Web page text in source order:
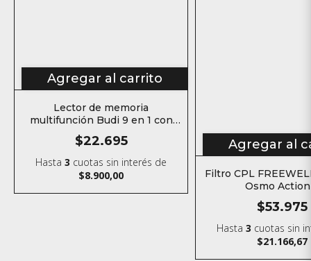
Agregar al carrito
Lector de memoria
multifunción Budi 9 en 1 con
lector TF y Kit SIM
$22.695
Hasta3 cuotas sin interés de
$8.900,00
Agregar al
Filtro CPL
Osmo
$53.975
Hasta3 cuotas sin
$21.166,67